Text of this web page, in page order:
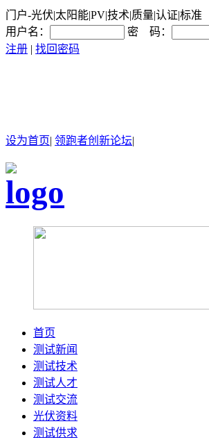
门户-光伏|太阳能|PV|技术|质量|认证|标准
用户名：
密 码：
注册 | 找回密码
设为首页| 领跑者创新论坛|
首页
测试新闻
测试技术
测试人才
测试交流
光伏资料
测试供求